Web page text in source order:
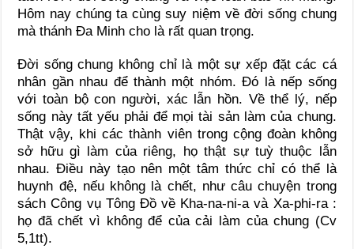
Hôm nay chúng ta cùng suy niệm về đời sống chung
mà thánh Đa Minh cho là rất quan trọng.
Đời sống chung không chỉ là một sự xếp đặt các cá
nhân gần nhau để thành một nhóm. Đó là nếp sống
với toàn bộ con người, xác lẫn hồn. Về thể lý, nếp
sống này tất yếu phải để mọi tài sản làm của chung.
Thật vậy, khi các thành viên trong cộng đoàn không
sở hữu gì làm của riêng, họ thật sự tuỳ thuộc lẫn
nhau. Điều này tạo nên một tâm thức chỉ có thể là
huynh đệ, nếu không là chết, như câu chuyện trong
sách Công vụ Tông Đồ về Kha-na-ni-a và Xa-phi-ra :
họ đã chết vì không để của cải làm của chung (Cv
5,1tt).